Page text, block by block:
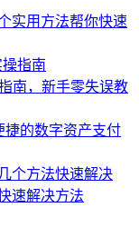
实用方法帮你快速
指南
南，新手零失误教
捷的数字资产支付
个方法快速解决
速解决方法